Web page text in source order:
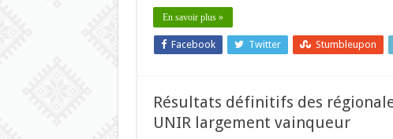
En savoir plus »
Facebook Twitter Stumbleupon
Résultats définitifs des
UNIR largement vainqueur